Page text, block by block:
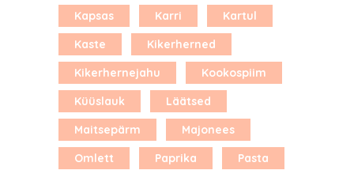
Kapsas
Karri
Kartul
Kaste
Kikerherned
Kikerhernejahu
Kookospiim
Küüslauk
Läätsed
Maitsepärm
Majonees
Omlett
Paprika
Pasta